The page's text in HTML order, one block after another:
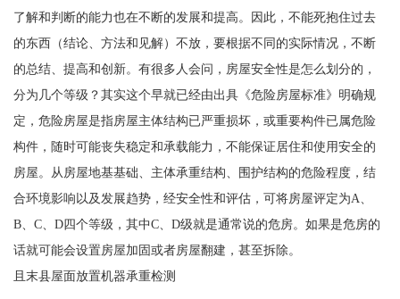
了解和判断的能力也在不断的发展和提高。因此，不能死抱住过去
的东西（结论、方法和见解）不放，要根据不同的实际情况，不断
的总结、提高和创新。有很多人会问，房屋安全性是怎么划分的，
分为几个等级？其实这个早就已经由出具《危险房屋标准》明确规
定，危险房屋是指房屋主体结构已严重损坏，或重要构件已属危险
构件，随时可能丧失稳定和承载能力，不能保证居住和使用安全的
房屋。从房屋地基基础、主体承重结构、围护结构的危险程度，结
合环境影响以及发展趋势，经安全性和评估，可将房屋评定为A、
B、C、D四个等级，其中C、D级就是通常说的危房。如果是危房的
话就可能会设置房屋加固或者房屋翻建，甚至拆除。
且末县屋面放置机器承重检测